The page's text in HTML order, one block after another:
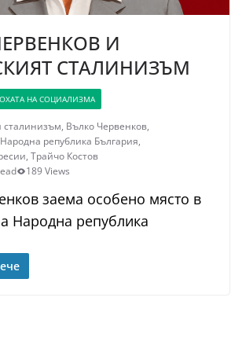
И
СТАЛИНИЗЪМ
НА СОЦИАЛИЗМА
сталинизъм, Вълко Червенков,
Народна република България,
, Трайчо Костов
189 Views
заема особено място в
Народна република